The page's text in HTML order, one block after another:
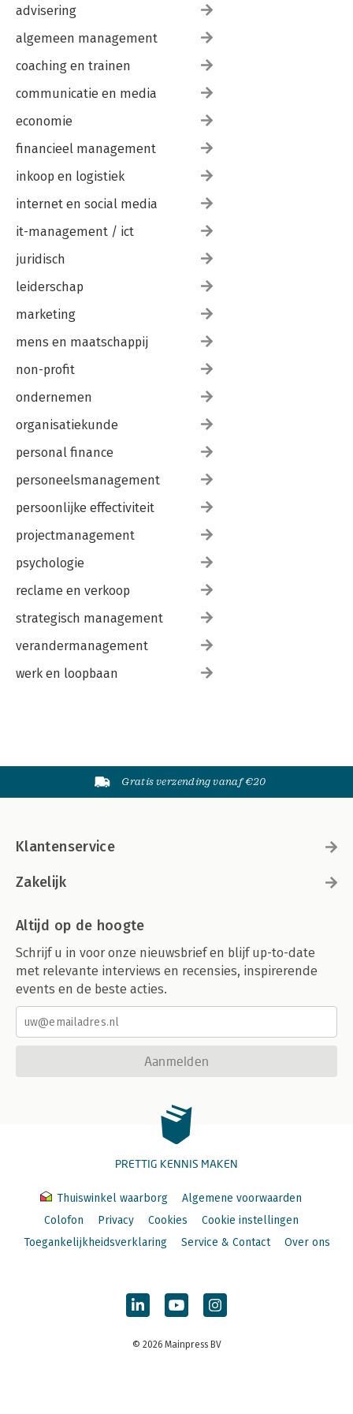
rechter 108
Bedrijfsvoering,
VII. Interne organisatie – Betrekkingen met collega’s 115
VIII.De toedeling van zaken aan rechters binnen het gerecht 117
IX. Institutionele onafhankelijkheid en
Veiligheid 121
Hoofdstuk 4. Rechterlijke onafhankelijkheid in Nederland:
Repliek 129
Marc de Werd
I. Zaakstoedeling 130
advisering
algemeen management
coaching en trainen
communicatie en media
economie
financieel management
inkoop en logistiek
internet en social media
it-management / ict
juridisch
leiderschap
marketing
mens en maatschappij
non-profit
ondernemen
organisatiekunde
personal finance
personeelsmanagement
persoonlijke effectiviteit
projectmanagement
psychologie
reclame en verkoop
strategisch management
verandermanagement
werk en loopbaan
Gratis verzending vanaf €20
Klantenservice
Zakelijk
Altijd op de hoogte
Schrijf u in voor onze nieuwsbrief en blijf up-to-date
met relevante interviews en recensies, inspirerende
events en de beste acties.
Aanmelden
PRETTIG KENNIS MAKEN
Thuiswinkel waarborg
Algemene voorwaarden
Colofon
Privacy Cookies
Cookie instellingen
Toegankelijkheidsverklaring
Service & Contact Over ons
© 2026 Mainpress BV